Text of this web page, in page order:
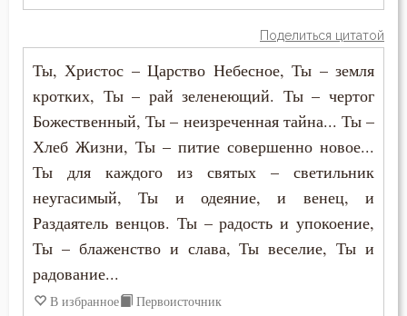
Плоть
Подвиг
Подвижничество
Подготовка к смерти
Познание себя
Помощь Божия
Поделиться цитатой
Ты, Христос – Царство Небесное, Ты – земля
кротких, Ты – рай зеленеющий. Ты – чертог
Божественный, Ты – неизреченная тайна... Ты –
Хлеб Жизни, Ты – питие совершенно новое...
Ты для каждого из святых – светильник
неугасимый, Ты и одеяние, и венец, и
Раздаятель венцов. Ты – радость и упокоение,
Ты – блаженство и слава, Ты веселие, Ты и
радование...
В избранное Первоисточник